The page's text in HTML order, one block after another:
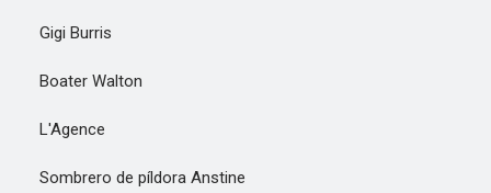
Gigi Burris
Boater Walton
L'Agence
Sombrero de píldora Anstine